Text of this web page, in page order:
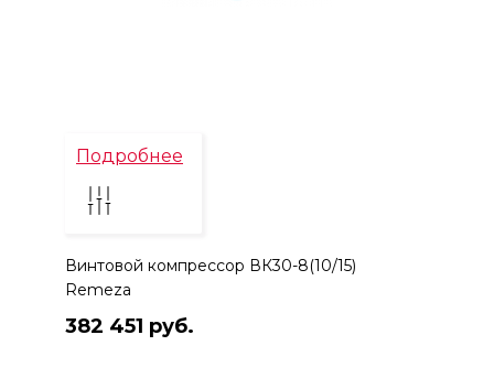
Подробнее
Винтовой компрессор ВК30-8(10/15)
Remeza
382 451 руб.